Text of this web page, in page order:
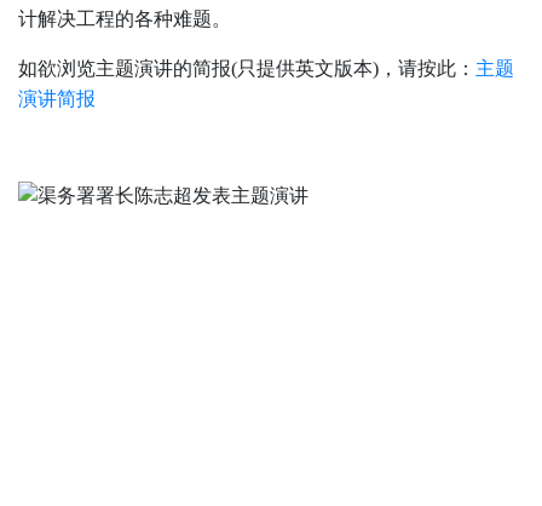
计解决工程的各种难题。
如欲浏览主题演讲的简报(只提供英文版本)，请按此： 主题
演讲简报